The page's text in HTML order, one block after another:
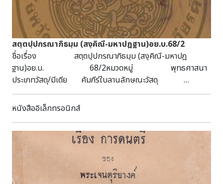
สตฺตปฺปกรณาภิธมฺม (สงฺคิณี-มหาปฎฐาน)อย.บ.68/2
ชื่อเรื่อง สตฺตปฺปกรณาภิธมฺม (สงฺคิณี-มหาปฎ
ฐาน)อย.บ. 68/2หมวดหมู่ พุทธศาสนา
ประเภทวัสดุ/มีเดีย คัมภีร์ใบลานลักษณะวัสดุ
54 หน้า : กว้าง 5 ซม. ยาว 55 ซม.บทคัดย่อ/บันทึก
เป็นคัมภีร์ใบลาน ฉบับล่องชาด ไม้ประกับธรรมดา ได้รับจาก
หนังสืออิเล็กทรอนิกส์